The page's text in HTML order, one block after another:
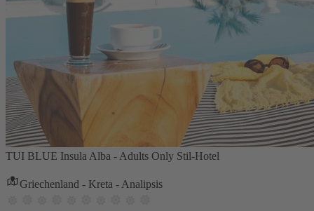
TUI BLUE Insula Alba - Adults Only Stil-Hotel
Griechenland - Kreta - Analipsis